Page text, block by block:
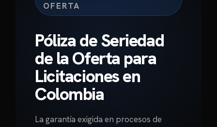
OFERTA
Póliza de Seriedad
de la Oferta para
Licitaciones en
Colombia
La garantía exigida en procesos de